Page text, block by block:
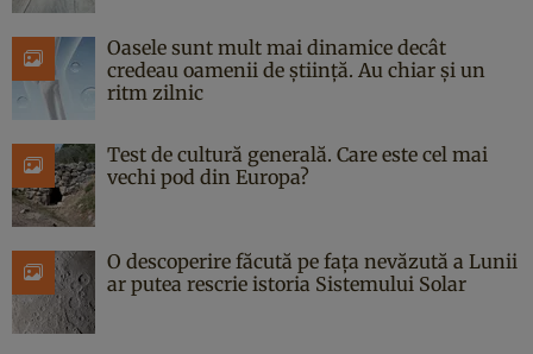
Oasele sunt mult mai dinamice decât
credeau oamenii de știință. Au chiar și un
ritm zilnic
Test de cultură generală. Care este cel mai
vechi pod din Europa?
O descoperire făcută pe fața nevăzută a Lunii
ar putea rescrie istoria Sistemului Solar